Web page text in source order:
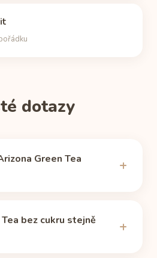
dotazy
Green Tea
Caffeine Informer (quoting
bez cukru stejně